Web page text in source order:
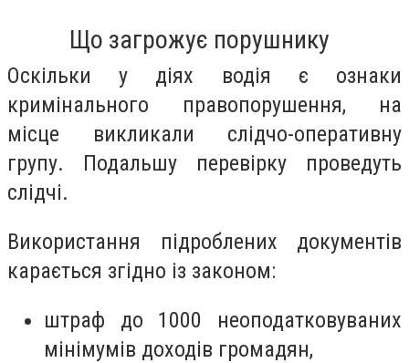
Що загрожує порушнику
Оскільки у діях водія є ознаки
кримінального правопорушення, на
місце викликали слідчо-оперативну
групу. Подальшу перевірку проведуть
слідчі.
Використання підроблених документів
карається згідно із законом:
штраф до 1000 неоподатковуваних
мінімумів доходів громадян,